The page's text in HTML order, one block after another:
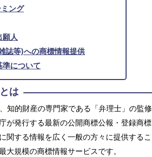
ング
願人
誌等)への商標情報提供
について
は
知的財産の専門家である「弁理士」の監修
が発行する最新の公開商標公報・登録商標
関する情報を広く一般の方々に提供するこ
大規模の商標情報サービスです。